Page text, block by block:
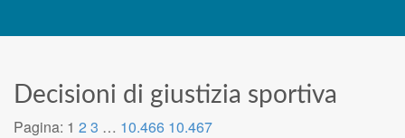
Decisioni di giustizia sportiva
Pagina: 1 2 3 … 10.466 10.467